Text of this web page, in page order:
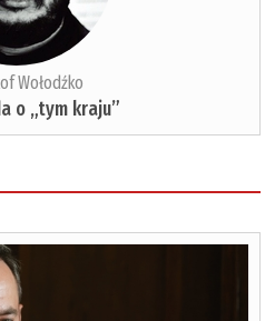
Wołodźko
o „tym kraju”